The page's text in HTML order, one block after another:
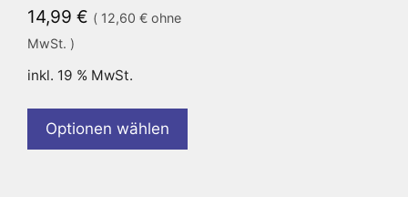
14,99 € ( 12,60 € ohne
MwSt. )
inkl. 19 % MwSt.
Optionen wählen